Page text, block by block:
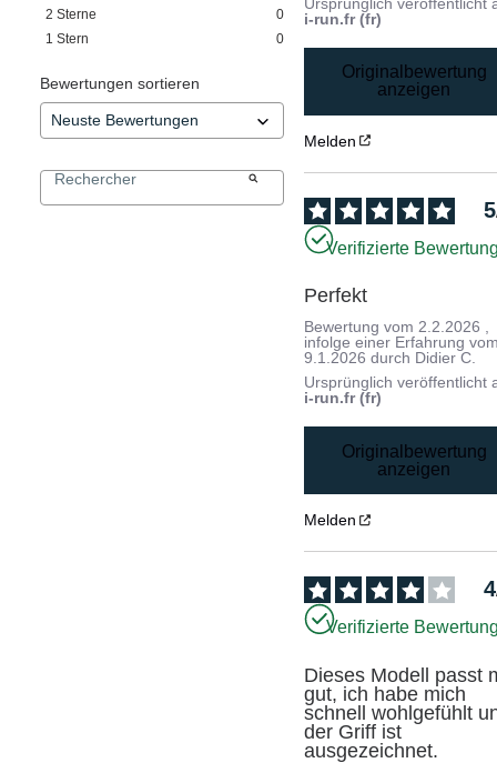
2 Sterne
0
1 Stern 0
Bewertungen sortieren
i-run.fr (fr)
Originalbewertung
anzeigen
Melden
5
Verifizierte
Perfekt
Bewertung vom 2.2.2026
infolge einer Erfahrung
9.1.2026 durch Didier C.
Ursprünglich veröffentlicht
i-run.fr (fr)
Originalbewertung
anzeigen
Melden
4
Verifizierte
Dieses Modell passt
gut, ich habe mich
schnell wohlgefühlt
der Griff ist
ausgezeichnet.